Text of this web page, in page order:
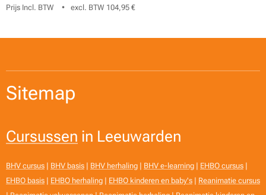
Prijs Incl. BTW excl. BTW 104,95 €
Sitemap
Cursussen in Leeuwarden
BHV cursus | BHV basis | BHV herhaling | BHV e-learning | EHBO cursus |
EHBO basis | EHBO herhaling | EHBO kinderen en baby's | Reanimatie cursus